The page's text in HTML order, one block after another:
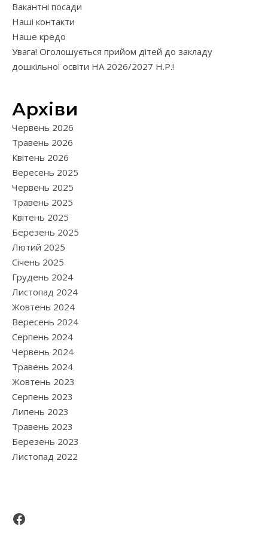
Вакантні посади
Наші контакти
Наше кредо
Увага! Оголошується прийом дітей до закладу
дошкільної освіти НА 2026/2027 Н.Р.!
Архіви
Червень 2026
Травень 2026
Квітень 2026
Вересень 2025
Червень 2025
Травень 2025
Квітень 2025
Березень 2025
Лютий 2025
Січень 2025
Грудень 2024
Листопад 2024
Жовтень 2024
Вересень 2024
Серпень 2024
Червень 2024
Травень 2024
Жовтень 2023
Серпень 2023
Липень 2023
Травень 2023
Березень 2023
Листопад 2022
Facebook